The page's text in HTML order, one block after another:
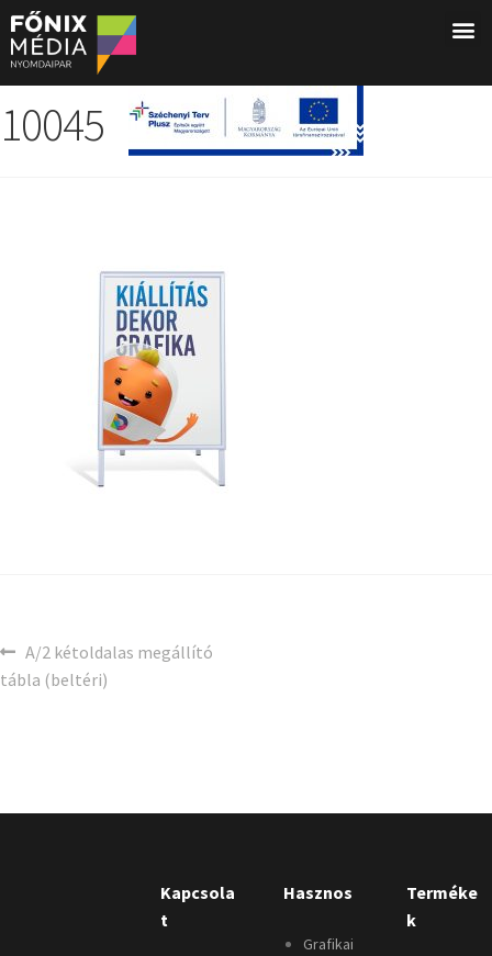
10045
A/2 kétoldalas megállító
tábla (beltéri)
Kapcsola
t
Hasznos
Grafikai
Terméke
k